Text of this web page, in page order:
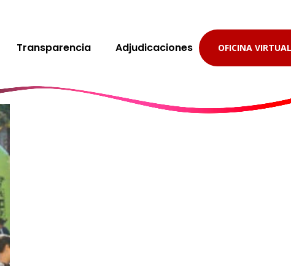
Transparencia Adjudicaciones OFICINA VIRTUAL